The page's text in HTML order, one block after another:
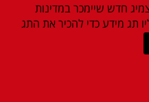
לנובמבר 2012 , כל צמיג חדש שיימכר במדינות
תג מידע כדי להכיר את התג